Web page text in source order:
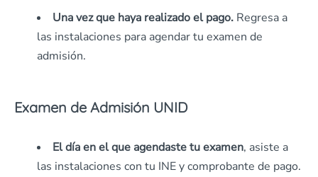
Una vez que haya realizado el pago. Regresa a
las instalaciones para agendar tu examen de
admisión.
Examen de Admisión UNID
El día en el que agendaste tu examen, asiste a
las instalaciones con tu INE y comprobante de pago.